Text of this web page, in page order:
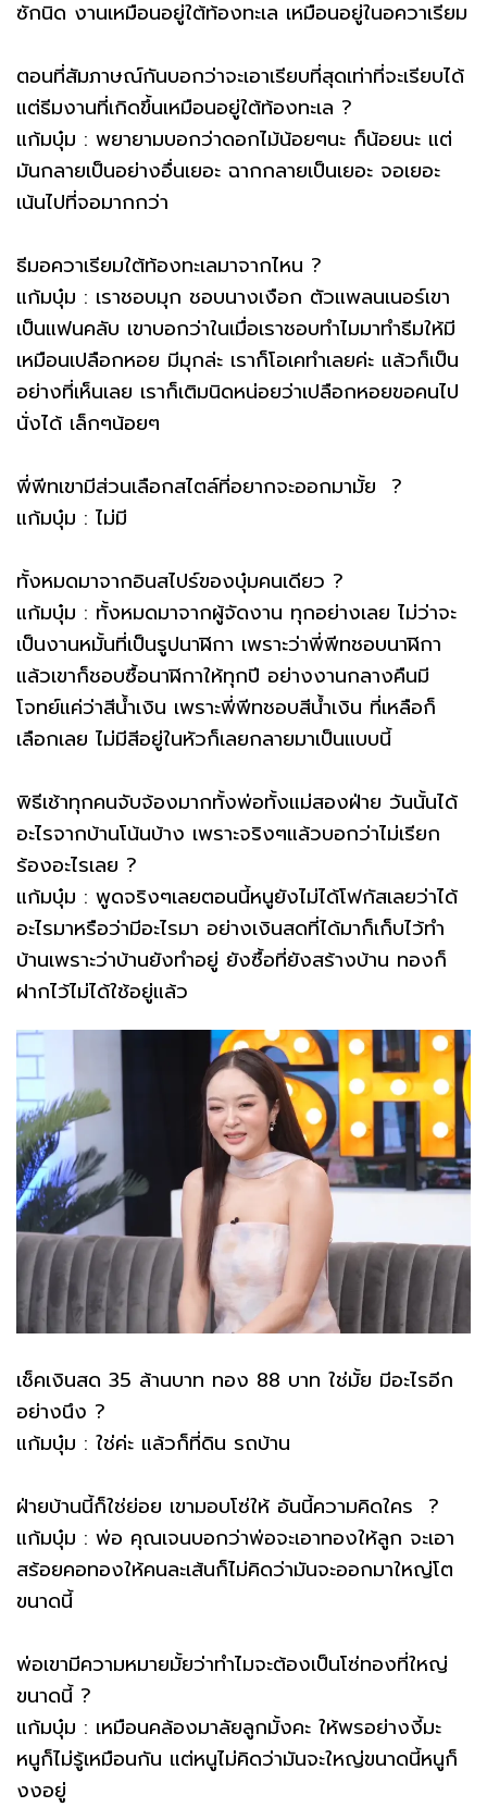
ซักนิด งานเหมือนอยู่ใต้ท้องทะเล เหมือนอยู่ในอควาเรียม
ตอนที่สัมภาษณ์กันบอกว่าจะเอาเรียบที่สุดเท่าที่จะเรียบได้
แต่ธีมงานที่เกิดขึ้นเหมือนอยู่ใต้ท้องทะเล ?
แก้มบุ๋ม : พยายามบอกว่าดอกไม้น้อยๆนะ ก็น้อยนะ แต่
มันกลายเป็นอย่างอื่นเยอะ ฉากกลายเป็นเยอะ จอเยอะ
เน้นไปที่จอมากกว่า
ธีมอควาเรียมใต้ท้องทะเลมาจากไหน ?
แก้มบุ๋ม : เราชอบมุก ชอบนางเงือก ตัวแพลนเนอร์เขา
เป็นแฟนคลับ เขาบอกว่าในเมื่อเราชอบทำไมมาทำธีมให้มี
เหมือนเปลือกหอย มีมุกล่ะ เราก็โอเคทำเลยค่ะ แล้วก็เป็น
อย่างที่เห็นเลย เราก็เติมนิดหน่อยว่าเปลือกหอยขอคนไป
นั่งได้ เล็กๆน้อยๆ
พี่พีทเขามีส่วนเลือกสไตล์ที่อยากจะออกมามั้ย ?
แก้มบุ๋ม : ไม่มี
ทั้งหมดมาจากอินสไปร์ของบุ๋มคนเดียว ?
แก้มบุ๋ม : ทั้งหมดมาจากผู้จัดงาน ทุกอย่างเลย ไม่ว่าจะ
เป็นงานหมั้นที่เป็นรูปนาฬิกา เพราะว่าพี่พีทชอบนาฬิกา
แล้วเขาก็ชอบซื้อนาฬิกาให้ทุกปี อย่างงานกลางคืนมี
โจทย์แค่ว่าสีน้ำเงิน เพราะพี่พีทชอบสีน้ำเงิน ที่เหลือก็
เลือกเลย ไม่มีสีอยู่ในหัวก็เลยกลายมาเป็นแบบนี้
พิธีเช้าทุกคนจับจ้องมากทั้งพ่อทั้งแม่สองฝ่าย วันนั้นได้
อะไรจากบ้านโน้นบ้าง เพราะจริงๆแล้วบอกว่าไม่เรียก
ร้องอะไรเลย ?
แก้มบุ๋ม : พูดจริงๆเลยตอนนี้หนูยังไม่ได้โฟกัสเลยว่าได้
อะไรมาหรือว่ามีอะไรมา อย่างเงินสดที่ได้มาก็เก็บไว้ทำ
บ้านเพราะว่าบ้านยังทำอยู่ ยังซื้อที่ยังสร้างบ้าน ทองก็
ฝากไว้ไม่ได้ใช้อยู่แล้ว
เช็คเงินสด 35 ล้านบาท ทอง 88 บาท ใช่มั้ย มีอะไรอีก
อย่างนึง ?
แก้มบุ๋ม : ใช่ค่ะ แล้วก็ที่ดิน รถบ้าน
ฝ่ายบ้านนี้ก็ใช่ย่อย เขามอบโซ่ให้ อันนี้ความคิดใคร ?
แก้มบุ๋ม : พ่อ คุณเจนบอกว่าพ่อจะเอาทองให้ลูก จะเอา
สร้อยคอทองให้คนละเส้นก็ไม่คิดว่ามันจะออกมาใหญ่โต
ขนาดนี้
พ่อเขามีความหมายมั้ยว่าทำไมจะต้องเป็นโซ่ทองที่ใหญ่
ขนาดนี้ ?
แก้มบุ๋ม : เหมือนคล้องมาลัยลูกมั้งคะ ให้พรอย่างงี้มะ
หนูก็ไม่รู้เหมือนกัน แต่หนูไม่คิดว่ามันจะใหญ่ขนาดนี้หนูก็
งงอยู่